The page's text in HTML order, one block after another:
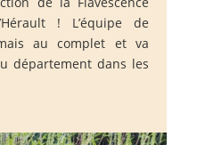
! L’équipe de
au complet et va
département dans les